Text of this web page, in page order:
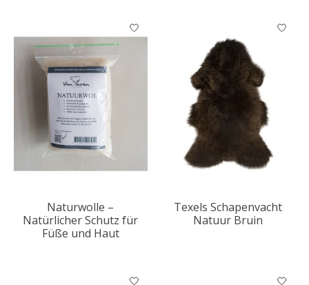
Naturwolle –
Natürlicher Schutz für
Füße und Haut
Texels Schapenvacht
Natuur Bruin